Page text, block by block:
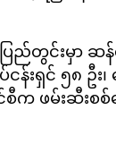
တွင်းမှာ ဆန်
န်းရှင် ၅၈ ဦ
ဖမ်းဆီးစစ်